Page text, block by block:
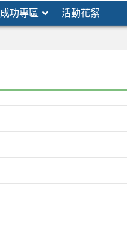
成功專區 活動花絮